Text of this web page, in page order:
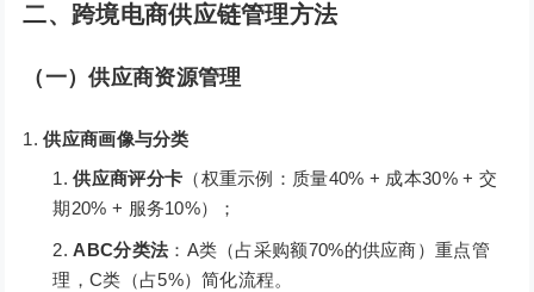
二、跨境电商供应链管理方法
（一）供应商资源管理
供应商画像与分类
供应商评分卡 （权重示例：质量40% + 成本30% + 交
期20% + 服务10%）；
ABC分类法：A类（占采购额70%的供应商）重点管
理，C类（占5%）简化流程。